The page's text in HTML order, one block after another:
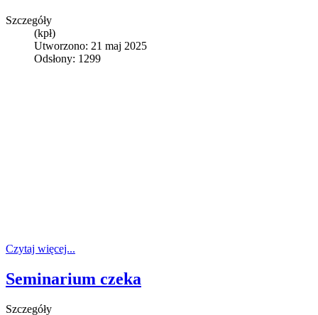
Szczegóły
(kpł)
Utworzono: 21 maj 2025
Odsłony: 1299
Czytaj więcej...
Seminarium czeka
Szczegóły